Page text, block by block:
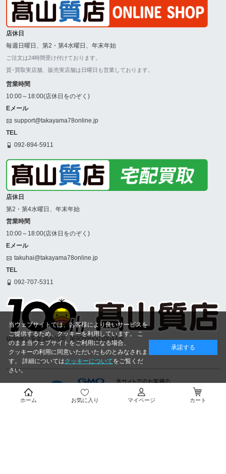
店休日
毎週日曜日、第2・第4水曜日、年末年始
ご注文は24時間受け付けております。
質･買取実店舗、販売実店舗は日曜日も営業しております。
営業時間
10:00～18:00(店休日をのぞく)
Eメール
support@takayama78online.jp
TEL
092-894-5911
店休日
第2・第4水曜日、年末年始
営業時間
10:00～18:00(店休日をのぞく)
Eメール
takuhai@takayama78online.jp
TEL
092-707-5311
福岡県公安委員会許可 第909990030044号
ホーム お気に入り マイページ カート
当ウェブサイトでは、お客様により良いサービスを
ご提供するため、クッキーを利用しています。 こ
のまま当ウェブサイトをご利用になる場合、
クッキーの利用に同意いただいたものとみなされま
す。 詳細についてはクッキーについてをご覧くだ
さい。
承諾する